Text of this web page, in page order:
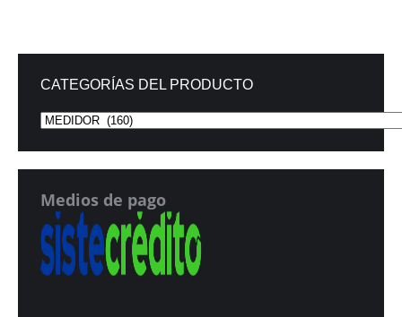
CATEGORÍAS DEL PRODUCTO
Medios de pago